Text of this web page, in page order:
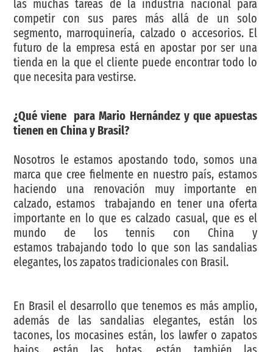
las muchas tareas de la industria nacional para
competir con sus pares más allá de un solo
segmento, marroquinería, calzado o accesorios. El
futuro de la empresa está en apostar por ser una
tienda en la que el cliente puede encontrar todo lo
que necesita para vestirse.
¿Qué viene para Mario Hernández y que apuestas
tienen en China y Brasil?
Nosotros le estamos apostando todo, somos una
marca que cree fielmente en nuestro país, estamos
haciendo una renovación muy importante en
calzado, estamos trabajando en tener una oferta
importante en lo que es calzado casual, que es el
mundo de los tennis con China y
estamos trabajando todo lo que son las sandalias
elegantes, los zapatos tradicionales con Brasil.
En Brasil el desarrollo que tenemos es más amplio,
además de las sandalias elegantes, están los
tacones, los mocasines están, los lawfer o zapatos